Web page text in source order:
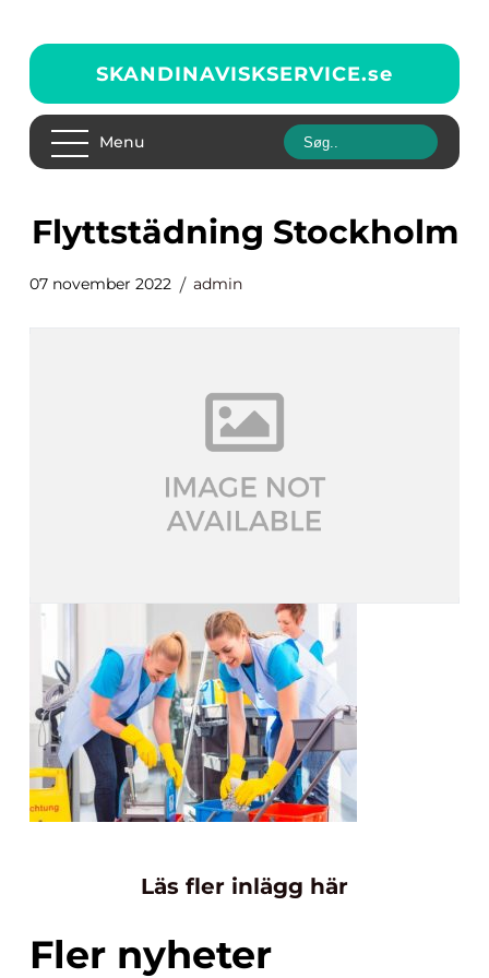
SKANDINAVISKSERVICE.se
Menu
Flyttstädning Stockholm
07 november 2022 admin
Läs fler inlägg här
Fler nyheter